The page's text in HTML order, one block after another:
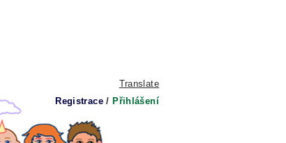
Translate
Registrace / Přihlášení